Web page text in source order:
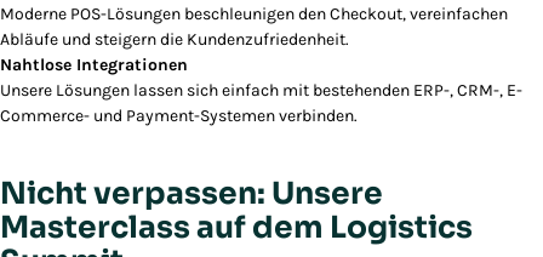
Moderne POS-Lösungen beschleunigen den Checkout, vereinfachen
Abläufe und steigern die Kundenzufriedenheit.
Nahtlose Integrationen
Unsere Lösungen lassen sich einfach mit bestehenden ERP-, CRM-, E-
Commerce- und Payment-Systemen verbinden.
Nicht verpassen: Unsere
Masterclass auf dem Logistics